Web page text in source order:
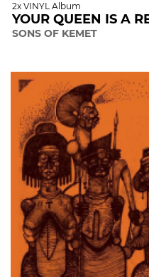
2x VINYL Album
SONS OF KEMET